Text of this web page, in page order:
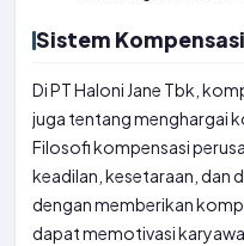
Sistem
Di PT Haloni Jane Tbk,
juga tentang menghargai
Filosofi kompensasi
keadilan, kesetaraan, dan
dengan memberikan
dapat memotivasi